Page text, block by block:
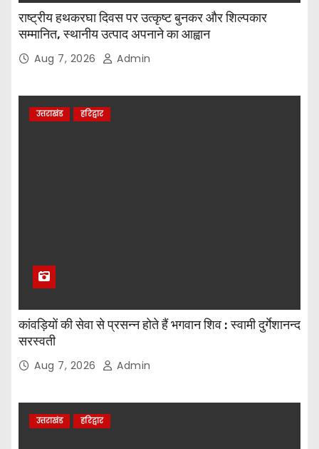
राष्ट्रीय हथकरघा दिवस पर उत्कृष्ट बुनकर और शिल्पकार
सम्मानित, स्थानीय उत्पाद अपनाने का आह्वान
Aug 7, 2026 Admin
उत्तराखंड हरिद्वार
कांवड़ियों की सेवा से प्रसन्न होते हैं भगवान शिव : स्वामी दुर्गेशानन्द
सरस्वती
Aug 7, 2026 Admin
उत्तराखंड हरिद्वार